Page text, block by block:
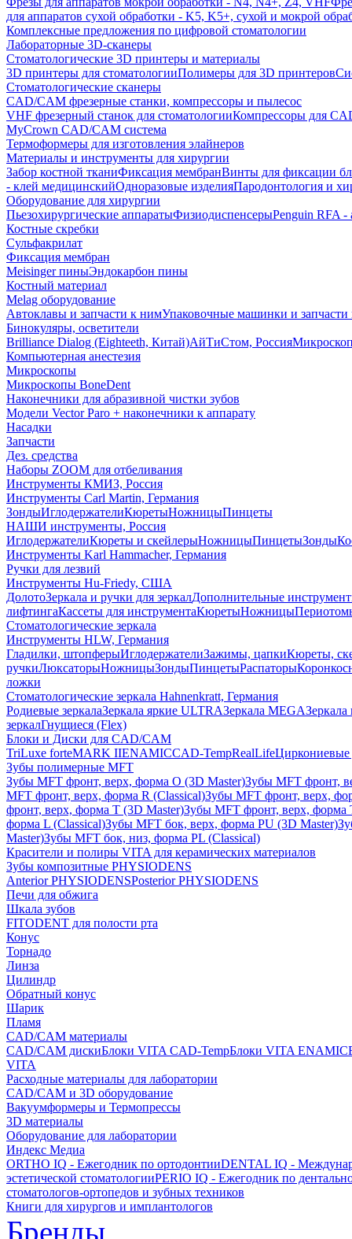
для аппаратов сухой обработки - K5, K5+, сухой и мокрой
Комплексные предложения по цифровой стоматологии
Лабораторные 3D-сканеры
Стоматологические 3D принтеры и материалы
3D принтеры для стоматологииПолимеры для 3D принтеров
Стоматологические сканеры
CAD/CAM фрезерные станки, компрессоры и пылесос
VHF фрезерный станок для стоматологииКомпрессоры для
MyCrown CAD/CAM система
Термоформеры для изготовления элайнеров
Материалы и инструменты для хирургии
Забор костной тканиФиксация мембранВинты для фиксации
- клей медицинскийОдноразовые изделияПародонтология и
Оборудование для хирургии
Пьезохирургические аппаратыФизиодиспенсерыPenguin RFA -
Костные скребки
Сульфакрилат
Фиксация мембран
Meisinger пиныЭндокарбон пины
Костный материал
Melag оборудование
Автоклавы и запчасти к нимУпаковочные машинки и
Бинокуляры, осветители
Brilliance Dialog (Eighteeth, Китай)АйТиСтом, Россия
Компьютерная анестезия
Микроскопы
Микроскопы BoneDent
Наконечники для абразивной чистки зубов
Модели Vector Paro + наконечники к аппарату
Насадки
Запчасти
Дез. средства
Наборы ZOOM для отбеливания
Инструменты КМИЗ, Россия
Инструменты Carl Martin, Германия
ЗондыИглодержателиКюретыНожницыПинцеты
НАШИ инструменты, Россия
ИглодержателиКюреты и скейлерыНожницыПинцетыЗонды
Инструменты Karl Hammacher, Германия
Ручки для лезвий
Инструменты Hu-Friedy, США
ДолотоЗеркала и ручки для зеркалДополнительные
лифтингаКассеты для инструментаКюретыНожницы
Стоматологические зеркала
Инструменты HLW, Германия
Гладилки, штопферыИглодержателиЗажимы, цапкиКюреты,
ручкиЛюксаторыНожницыЗондыПинцетыРаспаторы
ложки
Стоматологические зеркала Hahnenkratt, Германия
Родиевые зеркалаЗеркала яркие ULTRAЗеркала MEGAЗеркала
зеркалГнущиеся (Flex)
Блоки и Диски для CAD/CAM
TriLuxe forteMARK IIENAMICCAD-TempRealLifeЦиркониевые
Зубы полимерные MFT
Зубы MFT фронт, верх, форма O (3D Master)Зубы MFT фронт,
MFT фронт, верх, форма R (Classical)Зубы MFT фронт, верх,
фронт, верх, форма T (3D Master)Зубы MFT фронт, верх, форма
форма L (Classical)Зубы MFT бок, верх, форма PU (3D Master)
Master)Зубы MFT бок, низ, форма PL (Classical)
Красители и полиры VITA для керамических материалов
Зубы композитные PHYSIODENS
Anterior PHYSIODENSPosterior PHYSIODENS
Печи для обжига
Шкала зубов
FITODENT для полости рта
Конус
Торнадо
Линза
Цилиндр
Обратный конус
Шарик
Пламя
CAD/CAM материалы
CAD/CAM дискиБлоки VITA CAD-TempБлоки VITA ENAMIC
VITA
Расходные материалы для лаборатории
CAD/CAM и 3D оборудование
Вакуумформеры и Термопрессы
3D материалы
Оборудование для лаборатории
Индекс Медиа
ORTHO IQ - Ежегодник по ортодонтииDENTAL IQ -
эстетической стоматологииPERIO IQ - Ежегодник по
стоматологов-ортопедов и зубных техников
Книги для хирургов и имплантологов
Бренды